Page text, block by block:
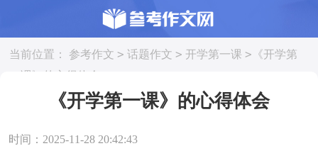
当前位置： 参考作文 > 话题作文 > 开学第一课 > 《开学第
一课》的心得体会
《开学第一课》的心得体会
时间：2025-11-28 20:42:43